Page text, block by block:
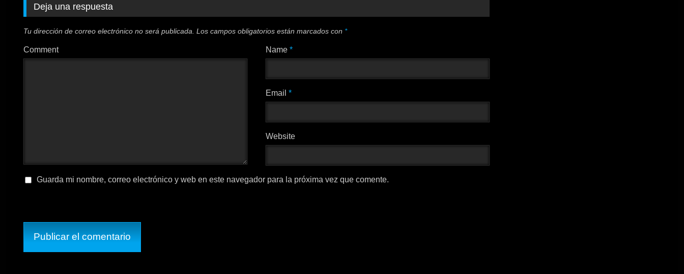
Deja una respuesta
Tu dirección de correo electrónico no será publicada. Los campos obligatorios están marcados con *
Comment Name*
Email*
Website
Guarda mi nombre, correo electrónico y web en este navegador para la próxima vez que comente.